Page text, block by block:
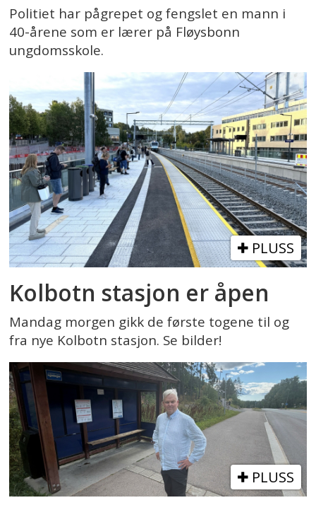
Politiet har pågrepet og fengslet en mann i
40-årene som er lærer på Fløysbonn
ungdomsskole.
PLUSS
Kolbotn stasjon er åpen
Mandag morgen gikk de første togene til og
fra nye Kolbotn stasjon. Se bilder!
PLUSS